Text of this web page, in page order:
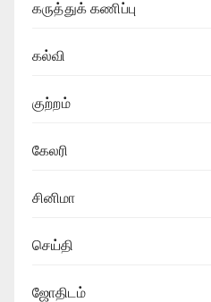
கருத்துக் கணிப்பு
கல்வி
குற்றம்
கேலரி
சினிமா
செய்தி
ஜோதிடம்